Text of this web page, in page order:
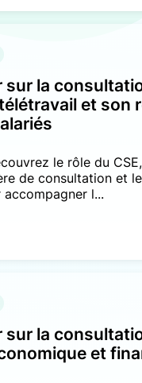
sur la
et son
le rôle du
de consultation et
l...
sur la
et